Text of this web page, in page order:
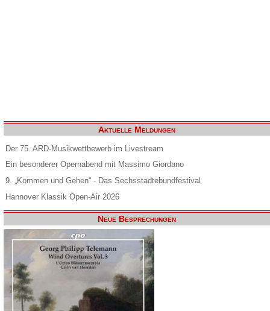
Aktuelle Meldungen
Der 75. ARD-Musikwettbewerb im Livestream
Ein besonderer Opernabend mit Massimo Giordano
9. „Kommen und Gehen“ - Das Sechsstädtebundfestival
Hannover Klassik Open-Air 2026
Neue Besprechungen